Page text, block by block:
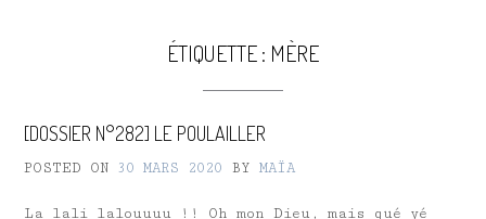
ÉTIQUETTE : MÈRE
[DOSSIER N°282] LE POULAILLER
POSTED ON 30 MARS 2020 BY MAÏA
La lali lalouuuu !! Oh mon Dieu, mais qué yé